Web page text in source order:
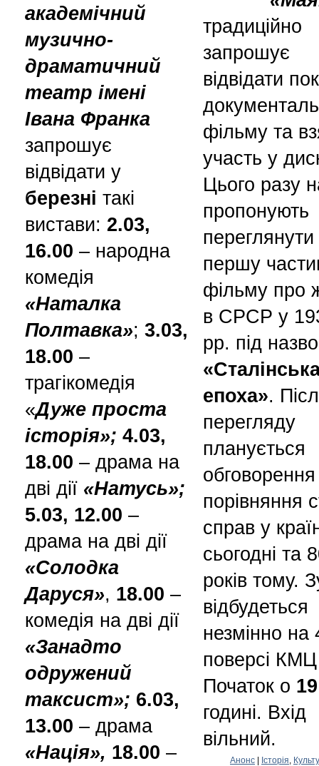
академічний
музично-
драматичний
театр імені
Івана Франка
запрошує
відвідати у
березні такі
вистави: 2.03,
16.00 – народна
комедія
«Наталка
Полтавка»; 3.03,
18.00 –
трагікомедія
«Дуже проста
історія»; 4.03,
18.00 – драма на
дві дії «Натусь»;
5.03, 12.00 –
драма на дві дії
«Солодка
Даруся», 18.00 –
комедія на дві дії
«Занадто
одружений
таксист»; 6.03,
13.00 – драма
«Нація», 18.00 –
традиційно
запрошує
відвідати
фільму та
участь у
Цього разу
пропонують
переглянути
першу
фільму про
в СРСР у
рр. під
епоха».
перегляду
планується
порівняння
справ у
сьогодні та
років тому.
відбудеться
незмінно на
поверсі
Початок о 19
годині. Вхід
вільний.
Анонс | Історія